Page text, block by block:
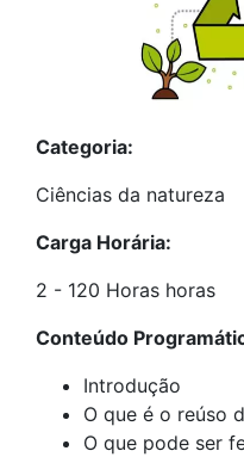
Categoria:
Ciências da natureza
Carga Horária:
2 - 120 Horas horas
Conteúdo
Introdução
O que é o reúso
O que pode ser